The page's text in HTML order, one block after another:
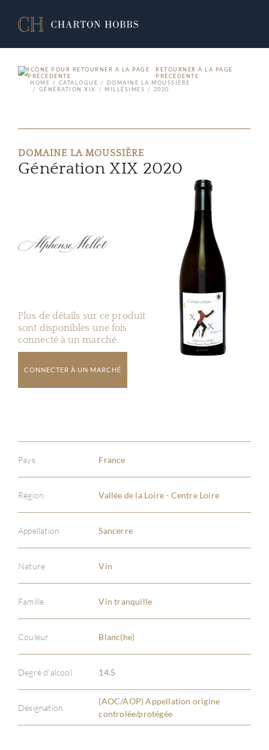
À
RETOURNER À LA PAGE
PRÉCÉDENTE
HOME
CATALOGUE
DOMAINE LA MOUSSIÈRE
GÉNÉRATION XIX
MILLÉSIMES 2020
DOMAINE LA MOUSSIÈRE
Génération XIX 2020
Plus de détails sur ce produit
sont disponibles une fois
connecté à un marché.
CONNECTER À UN MARCHÉ
Pays France
Région Vallée de la Loire - Centre Loire
Appellation Sancerre
Nature Vin
Famille Vin tranquille
Couleur Blanc(he)
Degré d'alcool 14.5
Désignation
(AOC/AOP) Appellation origine
controlée/protégée